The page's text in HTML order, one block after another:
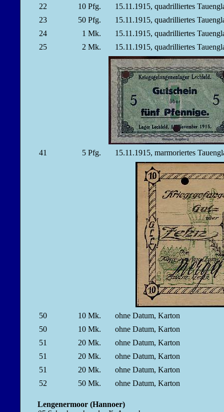
22 10 Pfg.
15.11.1915, quadrilliertes
23
50 Pfg.
15.11.1915, quadrilliertes
24
1 Mk.
15.11.1915, quadrilliertes
25
2 Mk. 15.11.1915, quadrilliertes
41 5 Pfg. 15.11.1915, marmoriertes
50 10 Mk.
ohne Datum, Karton
50
10 Mk.
ohne Datum, Karton
51
20 Mk.
ohne Datum, Karton
51
20 Mk.
ohne Datum, Karton
51
20 Mk.
ohne Datum, Karton
52
50 Mk. ohne Datum, Karton
Lengenermoor (Hannoer)